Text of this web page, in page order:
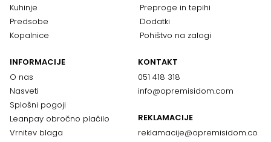
Kuhinje
Predsobe
Kopalnice
Preproge in tepihi
Dodatki
Pohištvo na zalogi
INFORMACIJE
O nas
Nasveti
Splošni pogoji
Leanpay obročno plačilo
Vrnitev blaga
KONTAKT
051 418 318
info@opremisidom.com
REKLAMACIJE
reklamacije@opremisidom.co